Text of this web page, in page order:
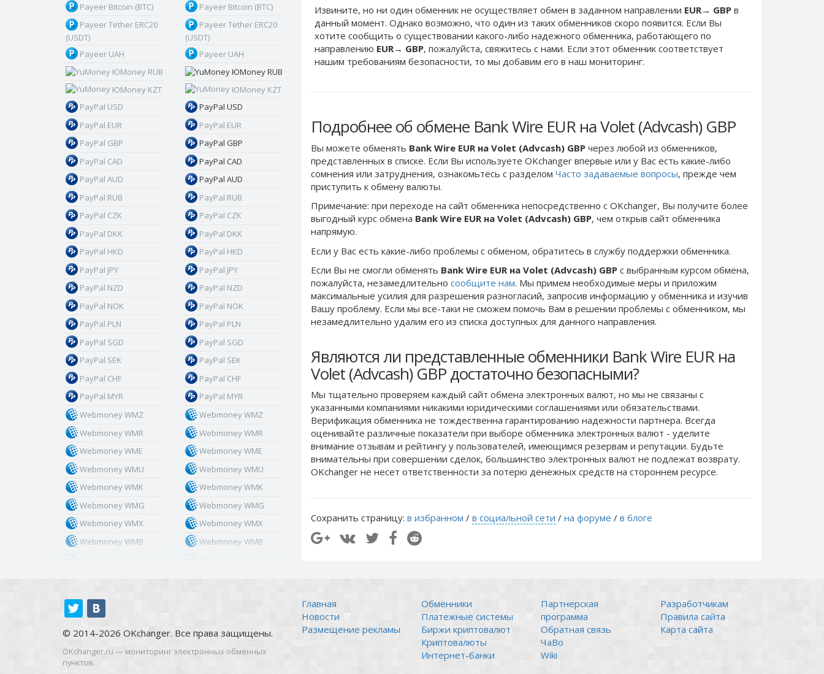
Извините, но ни один обменник не осуществляет обмен в заданном направлении EUR→ GBP в
данный момент. Однако возможно, что один из таких обменников скоро появится. Если Вы
хотите сообщить о существовании какого-либо надежного обменника, работающего по
направлению EUR→ GBP, пожалуйста, свяжитесь с нами. Если этот обменник соответствует
нашим требованиям безопасности, то мы добавим его в наш мониторинг.
Подробнее об обмене Bank Wire EUR на Volet (Advcash) GBP
Вы можете обменять Bank Wire EUR на Volet (Advcash) GBP через любой из обменников,
представленных в списке. Если Вы используете OKchanger впервые или у Вас есть какие-либо
сомнения или затруднения, ознакомьтесь с разделом Часто задаваемые вопросы, прежде чем
приступить к обмену валюты.
Примечание: при переходе на сайт обменника непосредственно c OKchanger, Вы получите более
выгодный курс обмена Bank Wire EUR на Volet (Advcash) GBP, чем открыв сайт обменника
напрямую.
Если у Вас есть какие-либо проблемы с обменом, обратитесь в службу поддержки обменника.
Если Вы не смогли обменять Bank Wire EUR на Volet (Advcash) GBP с выбранным курсом обмена,
пожалуйста, незамедлительно сообщите нам. Мы примем необходимые меры и приложим
максимальные усилия для разрешения разногласий, запросив информацию у обменника и изучив
Вашу проблему. Если мы все-таки не сможем помочь Вам в решении проблемы c обменником, мы
незамедлительно удалим его из списка доступных для данного направления.
Являются ли представленные обменники Bank Wire EUR на
Volet (Advcash) GBP достаточно безопасными?
Мы тщательно проверяем каждый сайт обмена электронных валют, но мы не связаны c
указанными компаниями никакими юридическими соглашениями или обязательствами.
Верификация обменника не тождественна гарантированию надежности партнера. Всегда
оценивайте различные показатели при выборе обменника электронных валют - уделите
внимание отзывам и рейтингу у пользователей, имеющимся резервам и репутации. Будьте
внимательны при совершении сделок, большинство электронных валют не подлежат возврату.
OKchanger не несет ответственности за потерю денежных средств на стороннем ресурсе.
Сохранить страницу: в избранном / в социальной сети / на форуме / в блоге
Payeer Bitcoin (BTC)
Payeer Tether ERC20
(USDT)
Payeer UAH
ЮMoney RUB
ЮMoney KZT
PayPal USD
PayPal EUR
PayPal GBP
PayPal CAD
PayPal AUD
PayPal RUB
PayPal CZK
PayPal DKK
PayPal HKD
PayPal JPY
PayPal NZD
PayPal NOK
PayPal PLN
PayPal SGD
PayPal SEK
PayPal CHF
PayPal MYR
Webmoney WMZ
Webmoney WMR
Webmoney WME
Webmoney WMU
Webmoney WMK
Webmoney WMG
Webmoney WMX
Webmoney WMB
Skril PLN
Skril GBP
Skril AUD
Payeer Bitcoin (BTC)
Payeer Tether ERC20
(USDT)
Payeer UAH
ЮMoney RUB
ЮMoney KZT
PayPal USD
PayPal EUR
PayPal GBP
PayPal CAD
PayPal AUD
PayPal RUB
PayPal CZK
PayPal DKK
PayPal HKD
PayPal JPY
PayPal NZD
PayPal NOK
PayPal PLN
PayPal SGD
PayPal SEK
PayPal CHF
PayPal MYR
Webmoney WMZ
Webmoney WMR
Webmoney WME
Webmoney WMU
Webmoney WMK
Webmoney WMG
Webmoney WMX
Webmoney WMB
Skril PLN
Skril GBP
Skril AUD
© 2014-2026 OKchanger. Все права защищены.
OKchanger.ru — мониторинг электронных обменных
пунктов.
Главная
Новости
Размещение рекламы
Обменники
Платежные системы
Биржи криптовалют
Криптовалюты
Интернет-банки
Партнерская
программа
Обратная связь
ЧаВо
Wiki
Разработчикам
Правила сайта
Карта сайта